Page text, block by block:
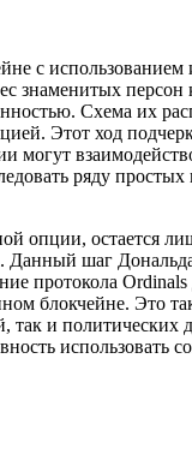
с использованием
знаменитых
Схема их
Этот ход
могут
ряду
опции, остается
Данный шаг
протокола
блокчейне. Это
так и политических
использовать